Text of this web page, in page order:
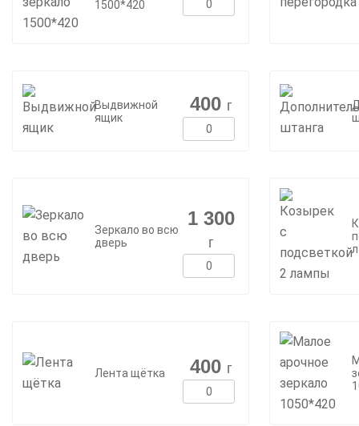
1500*420
Выдвижной
ящик
400 г
Зеркало во всю
дверь
1 300
г
Лента щётка 400 г